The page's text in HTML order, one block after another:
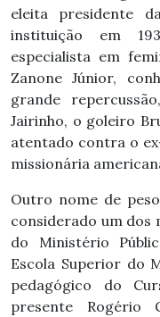
eleita presidente
instituição em
especialista em
Zanone Júnior,
grande
Jairinho, o goleiro
atentado contra o
missionária
Outro nome de
considerado um dos
do Ministério
Escola Superior do
pedagógico do
presente Rogério